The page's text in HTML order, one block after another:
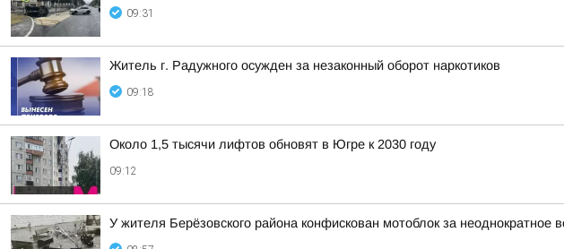
09:31
Житель г. Радужного осужден за незаконный оборот наркотиков
09:18
Около 1,5 тысячи лифтов обновят в Югре к 2030 году
09:12
У жителя Берёзовского района конфискован мотоблок за неоднократное